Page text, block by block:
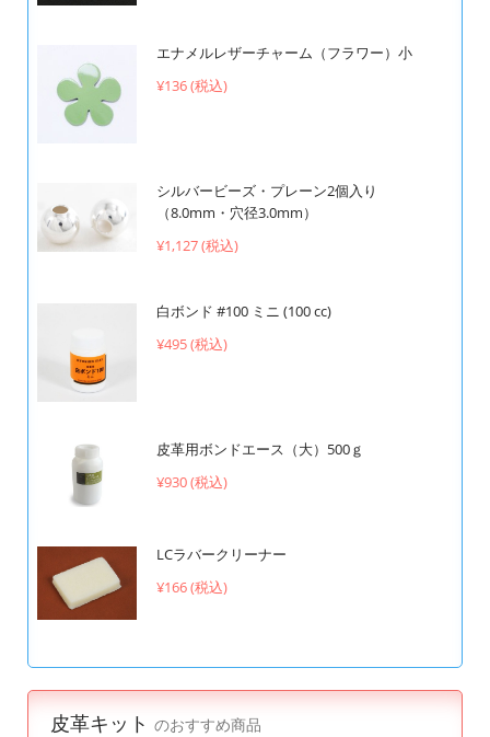
エナメルレザーチャーム（フラワー）小
¥136 (税込)
シルバービーズ・プレーン2個入り
（8.0mm・穴径3.0mm）
¥1,127 (税込)
白ボンド #100 ミニ (100 cc)
¥495 (税込)
皮革用ボンドエース（大）500ｇ
¥930 (税込)
LCラバークリーナー
¥166 (税込)
皮革キット のおすすめ商品